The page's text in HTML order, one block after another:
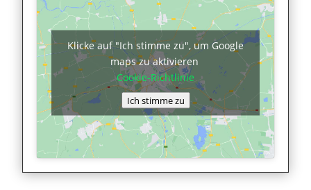
Klicke auf "Ich stimme zu", um Google
maps zu aktivieren
Cookie-Richtlinie
Ich stimme zu